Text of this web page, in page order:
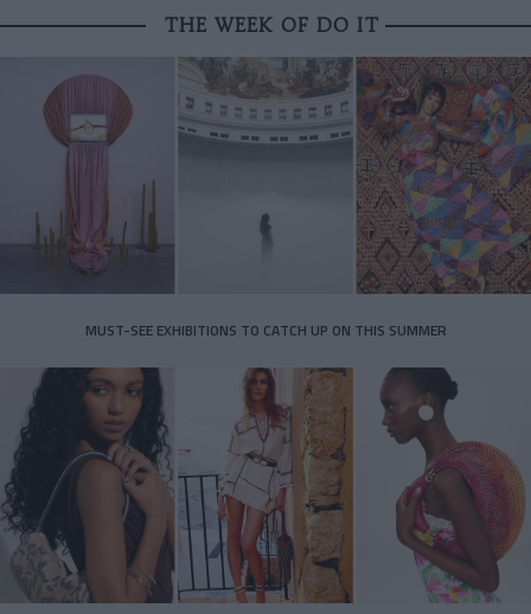
THE WEEK OF DO IT
MUST-SEE EXHIBITIONS TO CATCH UP ON THIS SUMMER